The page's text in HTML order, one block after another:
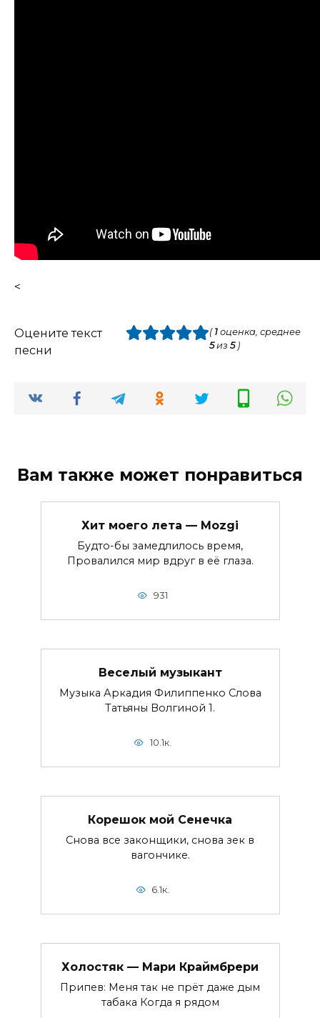
<
Оцените текст
песни
( 1оценка, среднее
5из 5)
Вам также может понравиться
Хит моего лета — Mozgi
Будто-бы замедлилось время,
Провалился мир вдруг в её глаза.
931
Веселый музыкант
Музыка Аркадия Филиппенко Слова
Татьяны Волгиной 1.
10.1к.
Корешок мой Сенечка
Снова все законщики, снова зек в
вагончике.
6.1к.
Холостяк — Мари Краймбрери
Припев: Меня так не прёт даже дым
табака Когда я рядом